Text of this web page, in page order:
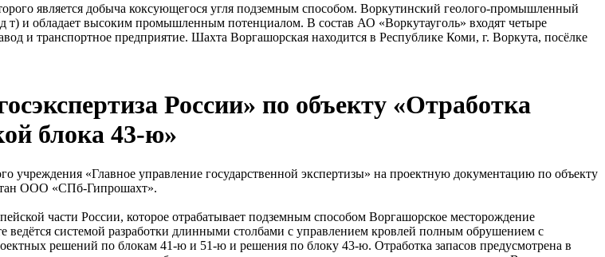
является добыча коксующегося угля подземным способом. Воркутинский геолого-промышленный
т) и обладает высоким промышленным потенциалом. В состав АО «Воркутауголь» входят четыре
и транспортное предприятие. Шахта Воргашорская находится в Республике Коми, г. Воркута, посёлке
России» по объекту «Отработка
блока 43-ю»
учреждения «Главное управление государственной экспертизы» на проектную документацию по объекту
ООО «СПб-Гипрошахт».
части России, которое отрабатывает подземным способом Воргашорское месторождение
ведётся системой разработки длинными столбами с управлением кровлей полным обрушением с
решений по блокам 41-ю и 51-ю и решения по блоку 43-ю. Отработка запасов предусмотрена в